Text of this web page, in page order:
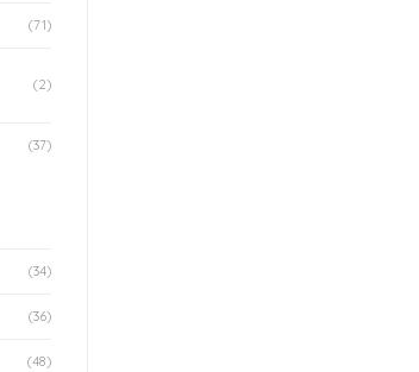
(71)
(2)
(37)
(34)
(36)
(48)